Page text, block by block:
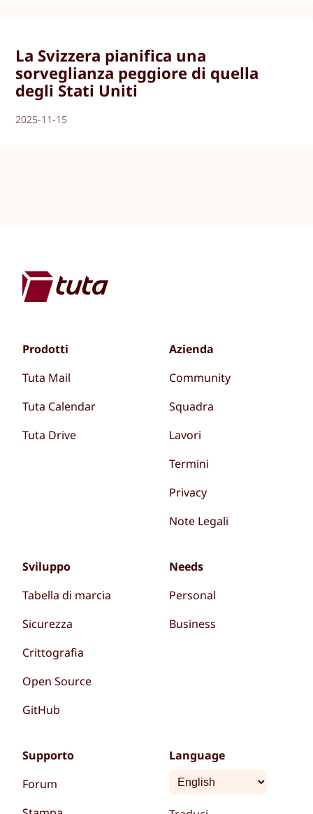
La Svizzera pianifica una
sorveglianza peggiore di quella
degli Stati Uniti
2025-11-15
Prodotti
Tuta Mail
Tuta Calendar
Tuta Drive
Azienda
Community
Squadra
Lavori
Termini
Privacy
Note Legali
Sviluppo
Tabella di marcia
Sicurezza
Crittografia
Open Source
GitHub
Needs
Personal
Business
Supporto
Forum
Language